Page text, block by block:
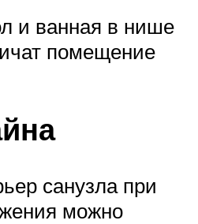
и ванная в нише
помещение
санузла при
можно